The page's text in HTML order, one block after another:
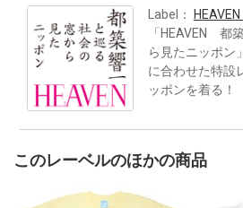
Label：
「HEAVEN 都
ら見たニッポン
に合わせた特設
ッポンを着る！
このレーベルのほかの商品